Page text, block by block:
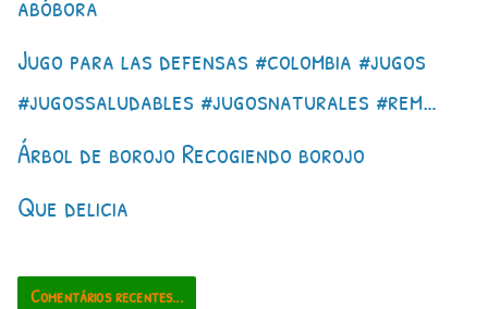
Jugo para las defensas #colombia #jugos
#jugossaludables #jugosnaturales #rem…
Árbol de borojo Recogiendo borojo
Que delicia
Comentários recentes...